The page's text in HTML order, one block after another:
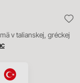
v talianskej, gréckej